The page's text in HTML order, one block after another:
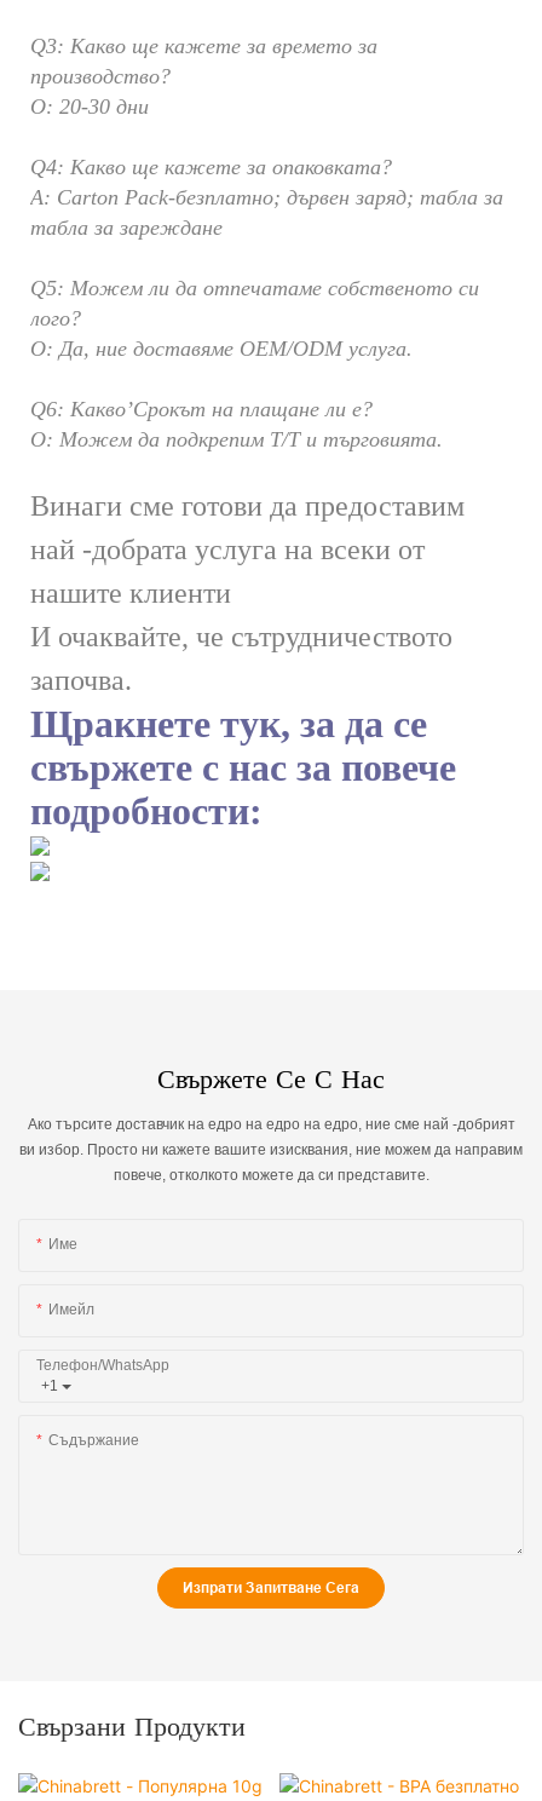
Q3: Какво ще кажете за времето за
производство?
О: 20-30 дни
Q4: Какво ще кажете за опаковката?
A: Carton Pack-безплатно; дървен заряд; табла за
табла за зареждане
Q5: Можем ли да отпечатаме собственото си
лого?
О: Да, ние доставяме OEM/ODM услуга.
Q6: Какво’Срокът на плащане ли е?
О: Можем да подкрепим T/T и търговията.
Винаги сме готови да предоставим
най -добрата услуга на всеки от
нашите клиенти
И очаквайте, че сътрудничеството
започва.
Щракнете тук, за да се
свържете с нас за повече
подробности:
Свържете Се С Нас
Ако търсите доставчик на едро на едро на едро, ние сме най -добрият
ви избор. Просто ни кажете вашите изисквания, ние можем да направим
повече, отколкото можете да си представите.
Име
Имейл
+1
Телефон/WhatsApp
Съдържание
Изпрати Запитване Сега
Свързани Продукти